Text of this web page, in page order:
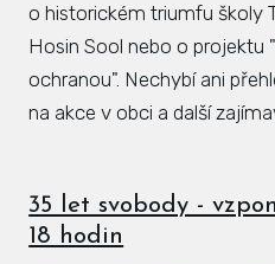
o historickém triumfu školy
Hosin Sool nebo o projektu
ochranou". Nechybí ani
na akce v obci a další
35 let svobody -
18 hodin